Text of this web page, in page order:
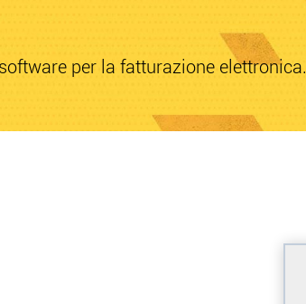
per la fatturazione elettronica.